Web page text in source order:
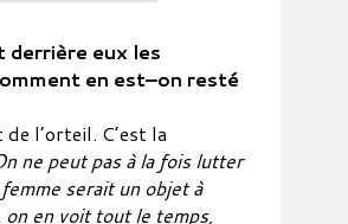
derrière eux les
en est–on resté
l’orteil. C’est la
ne peut pas à la fois lutter
serait un objet à
on en voit tout le temps,